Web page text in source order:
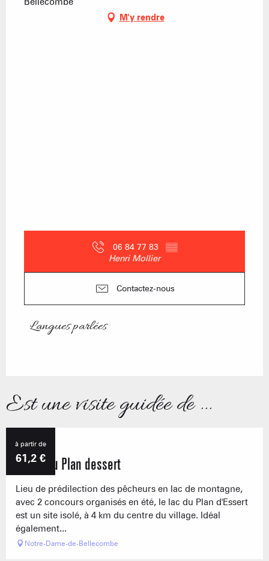
M'y rendre
06 84 77 83 ▒▒
Henri Mollier
Contactez-nous
Langues parlées
Langues parlées
Est une visite guidée de ...
à partir de
61,2€
Le lac du Plan dessert
Lieu de prédilection des pêcheurs en lac de montagne,
avec 2 concours organisés en été, le lac du Plan d'Essert
est un site isolé, à 4 km du centre du village. Idéal
également...
Notre-Dame-de-Bellecombe